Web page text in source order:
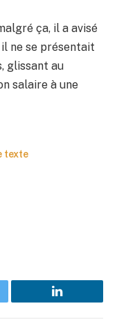
ça, il a avisé
ne se présentait
glissant au
salaire à une
texte
LinkedIn